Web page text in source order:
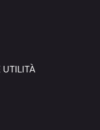
UTILITÀ